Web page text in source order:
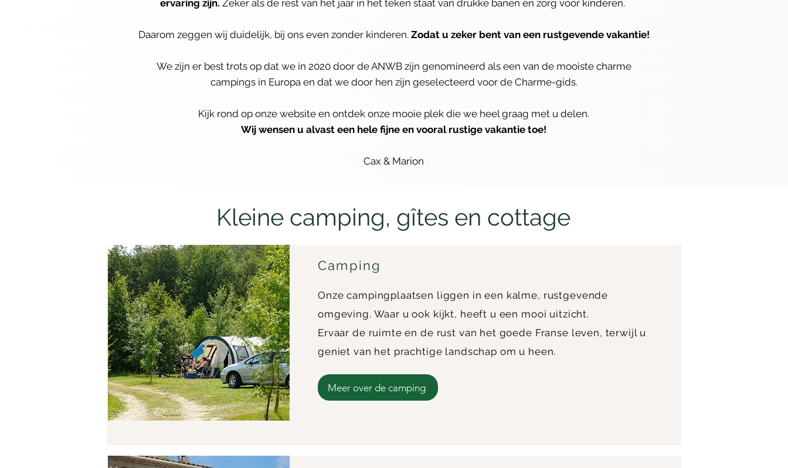
ervaring zijn. Zeker als de rest van het jaar in het teken staat van drukke banen en zorg voor kinderen.
Daarom zeggen wij duidelijk, bij ons even zonder kinderen. Zodat u zeker bent van een rustgevende vakantie!
We zijn er best trots op dat we in 2020 door de ANWB zijn genomineerd als een van de mooiste charme
campings in Europa en dat we door hen zijn geselecteerd voor de Charme-gids.
Kijk rond op onze website en ontdek onze mooie plek die we heel graag met u delen.
Wij wensen u alvast een hele fijne en vooral rustige vakantie toe!
Cax & Marion
Kleine camping, gîtes en cottage
Camping
Onze campingplaatsen liggen in een kalme, rustgevende
omgeving. Waar u ook kijkt, heeft u een mooi uitzicht.
Ervaar de ruimte en de rust van het goede Franse leven, terwijl u
geniet van het prachtige landschap om u heen.
Meer over de camping